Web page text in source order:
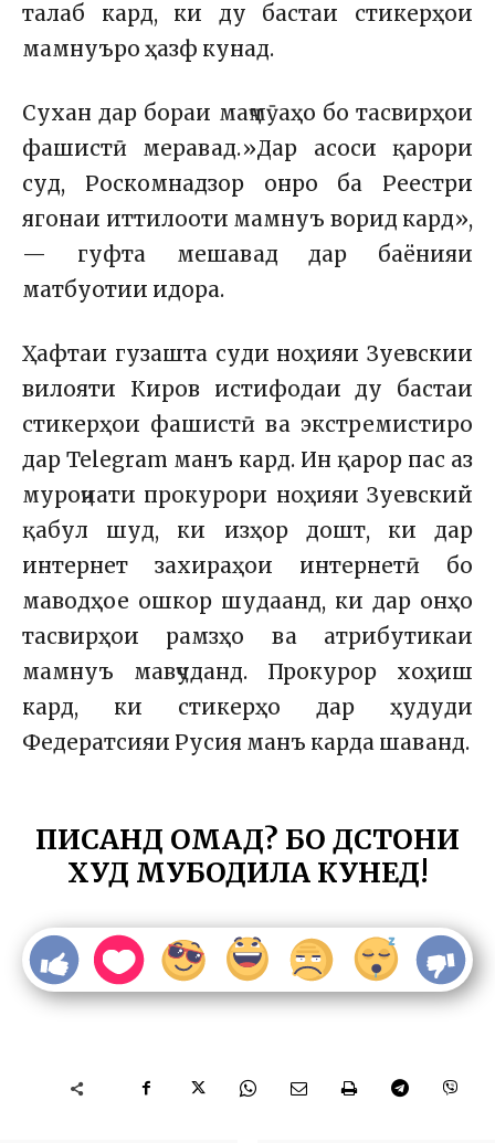
талаб кард, ки ду бастаи стикерҳои
мамнуъро ҳазф кунад.
Сухан дар бораи маҷмӯаҳо бо тасвирҳои
фашистӣ меравад.»Дар асоси қарори
суд, Роскомнадзор онро ба Реестри
ягонаи иттилооти мамнуъ ворид кард»,
— гуфта мешавад дар баёнияи
матбуотии идора.
Ҳафтаи гузашта суди ноҳияи Зуевскии
вилояти Киров истифодаи ду бастаи
стикерҳои фашистӣ ва экстремистиро
дар Telegram манъ кард. Ин қарор пас аз
муроҷиати прокурори ноҳияи Зуевский
қабул шуд, ки изҳор дошт, ки дар
интернет захираҳои интернетӣ бо
маводҳое ошкор шудаанд, ки дар онҳо
тасвирҳои рамзҳо ва атрибутикаи
мамнуъ мавҷуданд. Прокурор хоҳиш
кард, ки стикерҳо дар ҳудуди
Федератсияи Русия манъ карда шаванд.
ПИСАНД ОМАД? БО ДӮСТОНИ
ХУД МУБОДИЛА КУНЕД!